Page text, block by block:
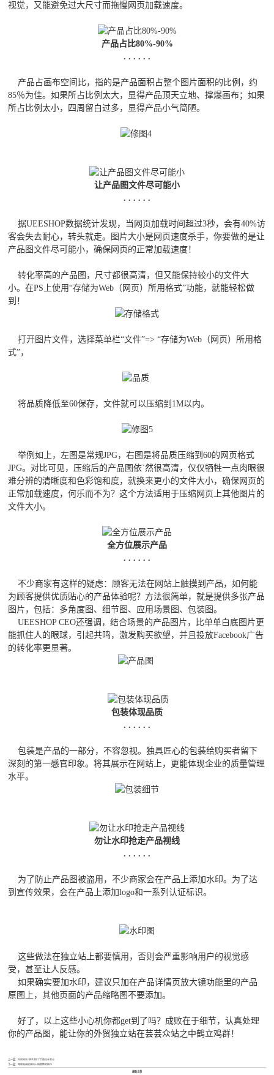
视觉，又能避免过大尺寸而拖慢网页加载速度。
产品占比80%-90%
. . . . . .
产品占画布空间比，指的是产品面积占整个图片面积的比例，约
85％为佳。如果所占比例太大，显得产品顶天立地、撑爆画布；如果
所占比例太小，四周留白过多，显得产品小气简陋。
让产品图文件尽可能小
. . . . . .
据UEESHOP数据统计发现，当网页加载时间超过3秒，会有40%访
客会失去耐心，转头就走。图片大小是网页速度杀手，你要做的是让
产品图文件尽可能小，确保网页的正常加载速度！
转化率高的产品图，尺寸都很高清，但又能保持较小的文件大
小。在PS上使用“存储为Web（网页）所用格式”功能，就能轻松做
到！
打开图片文件，选择菜单栏“文件”=> “存储为Web（网页）所用格
式”，
将品质降低至60保存，文件就可以压缩到1M以内。
举例如上，左图是常规JPG，右图是将品质压缩到60的网页格式
JPG。对比可见，压缩后的产品图依`然很高清，仅仅牺牲一点肉眼很
难分辨的清晰度和色彩饱和度，就换来更小的文件大小，确保网页的
正常加载速度，何乐而不为？这个方法适用于压缩网页上其他图片的
文件大小。
全方位展示产品
. . . . . .
不少商家有这样的疑虑：顾客无法在网站上触摸到产品，如何能
为顾客提供优质贴心的产品体验呢？方法很简单，就是提供多张产品
图片，包括：多角度图、细节图、应用场景图、包装图。
UEESHOP CEO还强调，结合场景的产品图片，比单单白底图片更
能抓住人的眼球，引起共鸣，激发购买欲望，并且投放Facebook广告
的转化率更显著。
包装体现品质
. . . . . .
包装是产品的一部分，不容忽视。独具匠心的包装给购买者留下
深刻的第一感官印象。将其展示在网站上，更能体现企业的质量管理
水平。
勿让水印抢走产品视线
. . . . . .
为了防止产品图被盗用，不少商家会在产品上添加水印。为了达
到宣传效果，会在产品上添加logo和一系列认证标识。
这些做法在独立站上都要慎用，否则会严重影响用户的视觉感
受，甚至让人反感。
如果确实要加水印，建议只加在产品详情页放大镜功能里的产品
原图上，其他页面的产品缩略图不要添加。
好了，以上这些小心机你都get到了吗？成败在于细节，认真处理
你的产品图，能让你的外贸独立站在芸芸众站之中鹤立鸡群！
上一篇：外贸网站“联系我们”页面设计要点
下一篇：跨境电商提高线上销售额的技巧
最新文章